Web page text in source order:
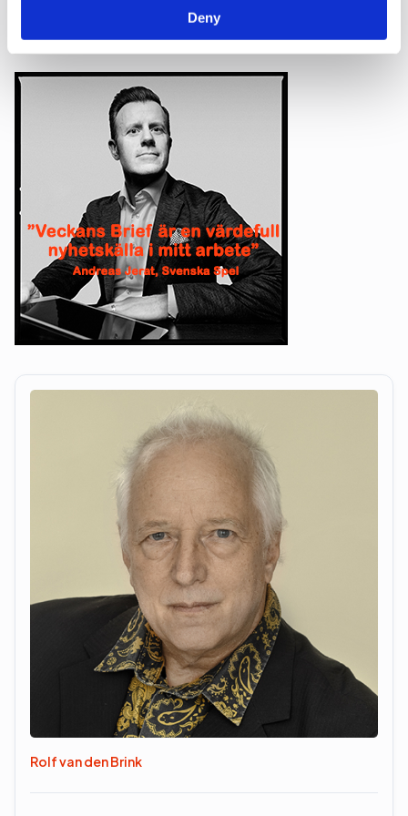
Deny
Debatt
Rolf van den Brink